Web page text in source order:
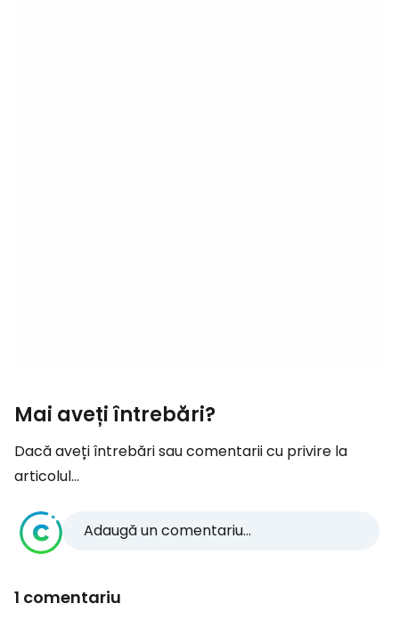
Mai aveți întrebări?
Dacă aveți întrebări sau comentarii cu privire la
articolul...
Adaugă un comentariu...
1 comentariu